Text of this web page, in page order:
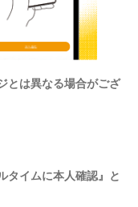
は異なる場合がござ
タイムに本人確認』と